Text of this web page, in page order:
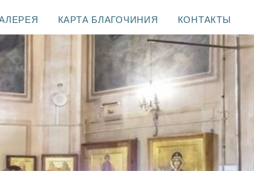
КАРТА БЛАГОЧИНИЯ КОНТАКТЫ